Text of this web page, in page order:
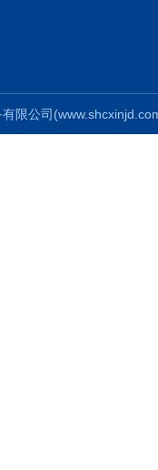
有限公司